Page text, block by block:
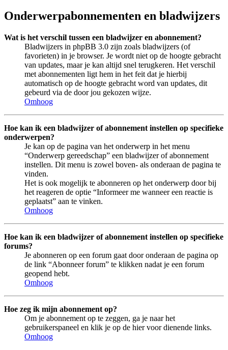
Onderwerpabonnementen en bladwijzers
Wat is het verschil tussen een bladwijzer en abonnement?
Bladwijzers in phpBB 3.0 zijn zoals bladwijzers (of
favorieten) in je browser. Je wordt niet op de hoogte gebracht
van updates, maar je kan altijd snel terugkeren. Het verschil
met abonnementen ligt hem in het feit dat je hierbij
automatisch op de hoogte gebracht word van updates, dit
gebeurd via de door jou gekozen wijze.
Omhoog
Hoe kan ik een bladwijzer of abonnement instellen op specifieke
onderwerpen?
Je kan op de pagina van het onderwerp in het menu
“Onderwerp gereedschap” een bladwijzer of abonnement
instellen. Dit menu is zowel boven- als onderaan de pagina te
vinden.
Het is ook mogelijk te abonneren op het onderwerp door bij
het reageren de optie “Informeer me wanneer een reactie is
geplaatst” aan te vinken.
Omhoog
Hoe kan ik een bladwijzer of abonnement instellen op specifieke
forums?
Je abonneren op een forum gaat door onderaan de pagina op
de link “Abonneer forum” te klikken nadat je een forum
geopend hebt.
Omhoog
Hoe zeg ik mijn abonnement op?
Om je abonnement op te zeggen, ga je naar het
gebruikerspaneel en klik je op de hier voor dienende links.
Omhoog